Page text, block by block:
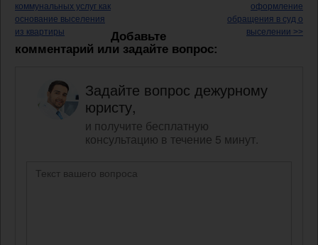
коммунальных услуг как
основание выселения
из квартиры
оформление
обращения в суд о
выселении >>
Добавьте
комментарий или задайте вопрос:
Задайте вопрос дежурному
юристу,
и получите бесплатную
консультацию в течение 5 минут.